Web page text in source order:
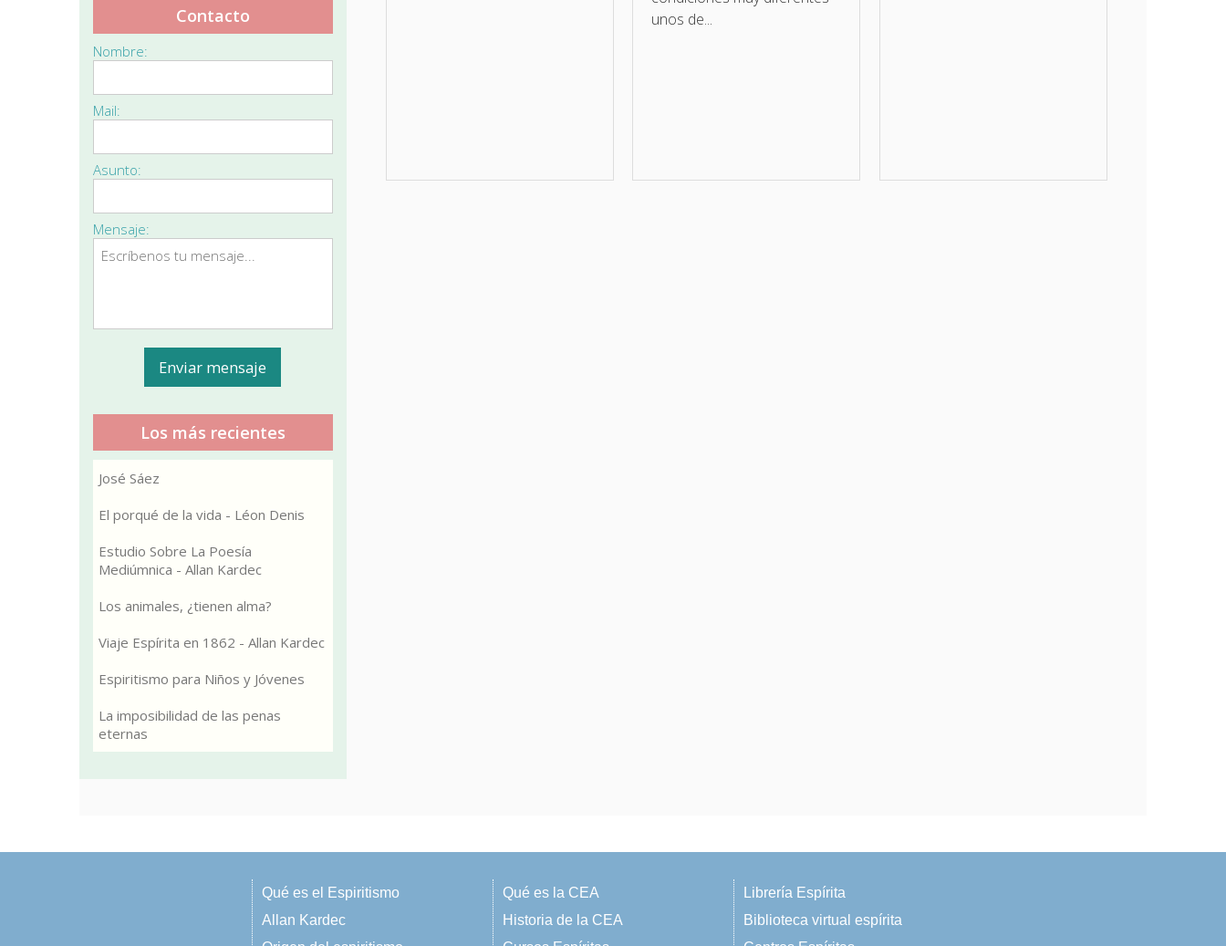
unos de...
Contacto
Nombre:
Mail:
Asunto:
Mensaje:
Los más recientes
José Sáez
El porqué de la vida - Léon Denis
Estudio Sobre La Poesía
Mediúmnica - Allan Kardec
Los animales, ¿tienen alma?
Viaje Espírita en 1862 - Allan Kardec
Espiritismo para Niños y Jóvenes
La imposibilidad de las penas
eternas
Qué es el Espiritismo
Allan Kardec
Qué es la CEA
Historia de la CEA
Librería Espírita
Biblioteca virtual espírita